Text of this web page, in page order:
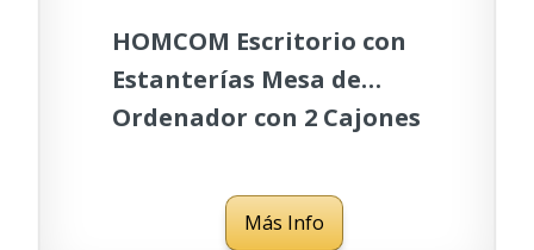
HOMCOM Escritorio con
Estanterías Mesa de
Ordenador con 2 Cajones
Extraíble y Soporte para
Monitor CPU para Oficina
Más Info